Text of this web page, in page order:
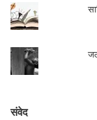
वरिष्ठ लेखक
संवेद